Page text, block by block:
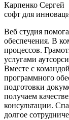
Карпенко Сергей
софт для
Веб студия
обеспечения. В
процессов.
услугами
Вместе с
программного
подготовки
получаем
консультации.
долгое